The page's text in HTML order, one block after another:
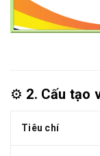
⚙️ 2. Cấu tạo
Tiêu chí